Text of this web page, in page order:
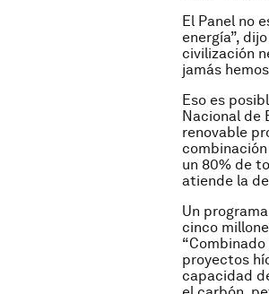
El Panel no
energía”,
civilización
jamás
Eso es
Nacional de
renovable
un 80% de
atiende la
Un
cinco
proyectos
capacidad